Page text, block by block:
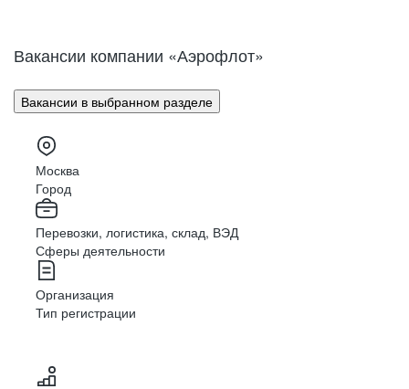
Вакансии компании «Аэрофлот»
Вакансии в выбранном разделе
Москва
Город
Перевозки, логистика, склад, ВЭД
Сферы деятельности
Организация
Тип регистрации